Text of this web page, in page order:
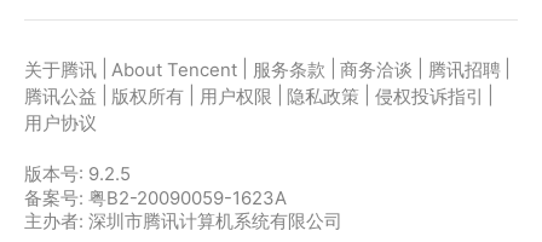
关于腾讯 About Tencent 服务条款 商务洽谈 腾讯招聘
腾讯公益
版权所有 用户权限 隐私政策 侵权投诉指引
用户协议
版本号: 9.2.5
备案号: 粤B2-20090059-1623A
主办者: 深圳市腾讯计算机系统有限公司